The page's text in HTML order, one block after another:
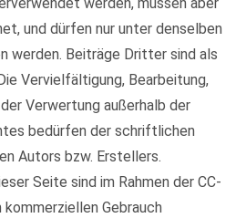
und dürfen nur unter denselben
werden. Beiträge Dritter sind als
Vervielfältigung, Bearbeitung,
Verwertung außerhalb der
bedürfen der schriftlichen
Autors bzw. Erstellers.
Seite sind im Rahmen der CC-
Gebrauch